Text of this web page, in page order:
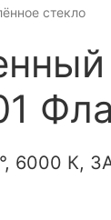
стекло
6000 К,